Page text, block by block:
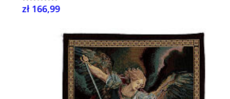
zł 166,99